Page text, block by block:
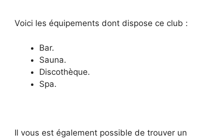
Voici les équipements dont dispose ce club :
Bar.
Sauna.
Discothèque.
Spa.
Il vous est également possible de trouver un